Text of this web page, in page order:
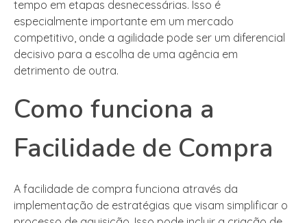
tempo em etapas desnecessárias. Isso é
especialmente importante em um mercado
competitivo, onde a agilidade pode ser um diferencial
decisivo para a escolha de uma agência em
detrimento de outra.
Como funciona a
Facilidade de Compra
A facilidade de compra funciona através da
implementação de estratégias que visam simplificar o